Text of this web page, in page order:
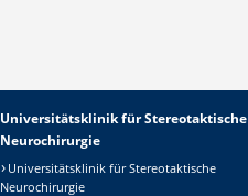
Universitätsklinik für Stereotaktische
Neurochirurgie
Universitätsklinik für Stereotaktische
Neurochirurgie